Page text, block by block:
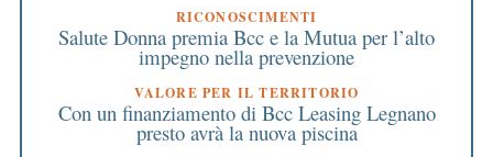
RICONOSCIMENTI
Salute Donna premia Bcc e la Mutua per l’alto
impegno nella prevenzione
VALORE PER IL TERRITORIO
Con un finanziamento di Bcc Leasing Legnano
presto avrà la nuova piscina